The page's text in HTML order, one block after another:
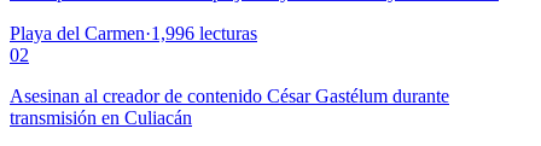
Playa del Carmen·1,996 lecturas
02
Asesinan al creador de contenido César Gastélum durante
transmisión en Culiacán